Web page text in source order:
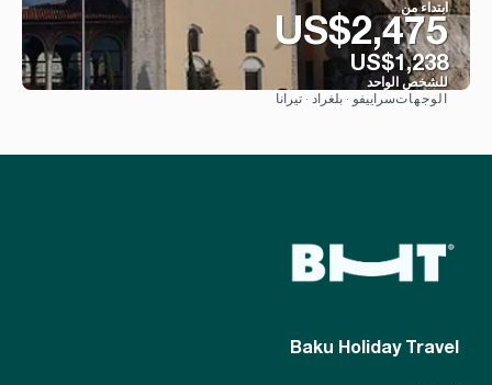
ابتداء من
US$2,475
US$1,238
للشخص الواحد
الوجهاتسراييفو · بلغراد · تيرانا
Baku Holiday Travel